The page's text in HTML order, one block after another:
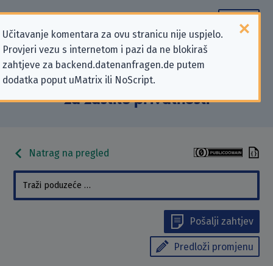
Učitavanje komentara za ovu stranicu nije uspjelo.
Provjeri vezu s internetom i pazi da ne blokiraš
zahtjeve za backend.datenanfragen.de putem
dodatka poput uMatrix ili NoScript.
Podaci kontakta „BFS finance
GmbH” koji se odnose na zahtjeve
za zaštitu privatnosti
Natrag na pregled
Pošalji zahtjev
Predloži promjenu